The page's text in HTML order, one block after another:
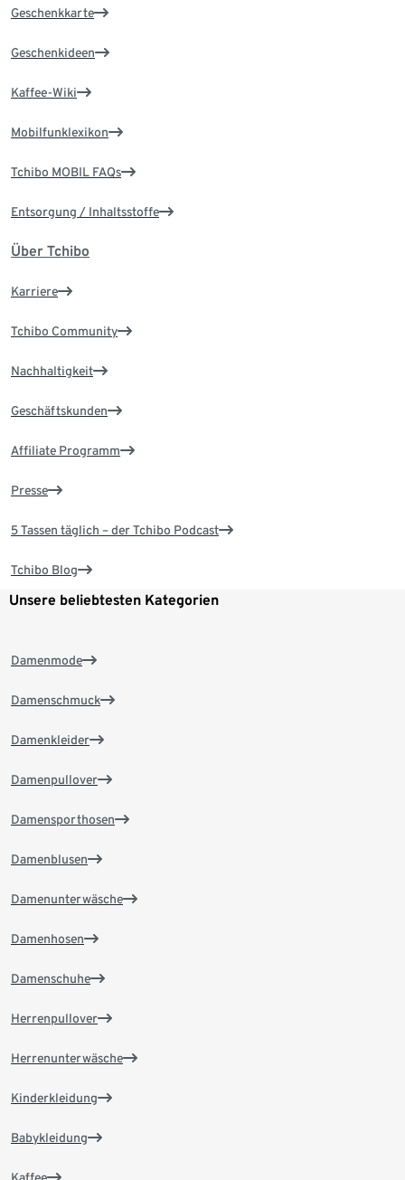
Geschenkkarte
Geschenkideen
Kaffee-Wiki
Mobilfunklexikon
Tchibo MOBIL FAQs
Entsorgung / Inhaltsstoffe
Über Tchibo
Karriere
Tchibo Community
Nachhaltigkeit
Geschäftskunden
Affiliate Programm
Presse
5 Tassen täglich – der Tchibo Podcast
Tchibo Blog
Unsere beliebtesten Kategorien
Damenmode
Damenschmuck
Damenkleider
Damenpullover
Damensporthosen
Damenblusen
Damenunterwäsche
Damenhosen
Damenschuhe
Herrenpullover
Herrenunterwäsche
Kinderkleidung
Babykleidung
Kaffee